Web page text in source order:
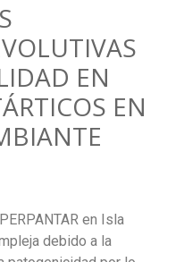
EN
EN
en Isla
debido a la